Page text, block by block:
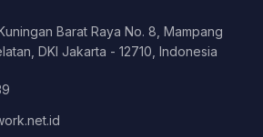
Barat Raya No. 8, Mampang
DKI Jakarta - 12710, Indonesia